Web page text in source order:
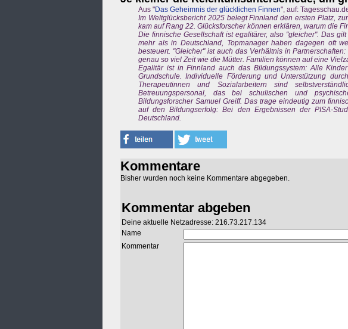
Aus "Das Geheimnis der glücklichen Finnen", auf:
Im Weltglücksbericht 2025 belegt Finnland den ersten Platz,
kam auf Rang 22. Glücksforscher können erklären, warum die
Die finnische Gesellschaft ist egalitärer, also "gleicher". Das
mehr als in Deutschland, Topmanager haben dagegen oft
besteuert. "Gleicher" ist auch das Verhältnis in
genau so viel Zeit wie die Mütter. Familien können auf eine
Egalitär ist in Finnland auch das Bildungssystem: Alle
Grundschule. Individuelle Förderung und Unterstützung
Therapeutinnen und Sozialarbeitern sind
Betreuungspersonal, das bei schulischen und
Bildungsforscher Samuel Greiff. Das trage eindeutig zum
auf den Bildungserfolg: Bei den Ergebnissen der PISA-
Deutschland.
Kommentare
Bisher wurden noch keine Kommentare abgegeben.
Kommentar abgeben
Deine aktuelle Netzadresse: 216.73.217.134
Name
Kommentar